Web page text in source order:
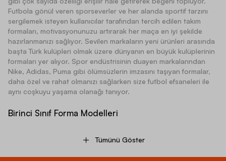
Futbola gönül veren sporseverler ve her alanda sportif tarzını
sergilemek isteyen kullanıcılar tarafından tercih edilen takım
formaları, motivasyonunuzu artırarak her maça en iyi şekilde
hazırlanmanızı sağlıyor. Sevilen markaların yeni ürünleri arasında
başta Türk kulüpleri olmak üzere dünyanın en büyük kulüplerinin
formaları yer alıyor. Spor endüstrisinin duayen markalarından
Nike, Adidas, Puma gibi ölümsüzlerin imzasını taşıyan formalar,
daha özel ve rahat olmanızı sağlarken size futbol efsaneleri ile
aynı coşkuyu yaşama olanağı tanıyor.
Birinci Sınıf Forma Modelleri
Son derece kullanışlı olan birinci sınıf modeller gerek günlük
Tümünü Göster